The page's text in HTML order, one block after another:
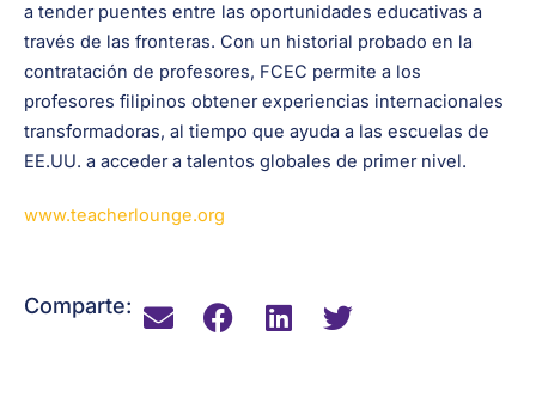
a tender puentes entre las oportunidades educativas a
través de las fronteras. Con un historial probado en la
contratación de profesores, FCEC permite a los
profesores filipinos obtener experiencias internacionales
transformadoras, al tiempo que ayuda a las escuelas de
EE.UU. a acceder a talentos globales de primer nivel.
www.teacherlounge.org
Comparte: